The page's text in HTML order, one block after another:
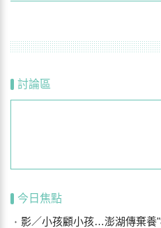
討論區
今日焦點
影／小孩顧小孩…澎湖傳棄養